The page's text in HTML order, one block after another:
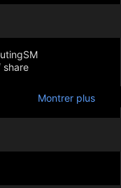
Montrer plus